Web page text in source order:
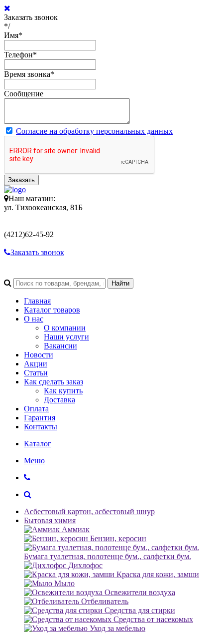
Заказать звонок
*/
Имя*
Телефон*
Время звонка*
Сообщение
Согласие на обработку персональных данных
Заказать
Наш магазин:
ул. Тихоокеанская, 81Б
(4212)62-45-92
Заказать звонок
Главная
Каталог товаров
О нас
О компании
Наши услуги
Вакансии
Новости
Акции
Статьи
Как сделать заказ
Как купить
Доставка
Оплата
Гарантия
Контакты
Каталог
Меню
Асбестовый картон, асбестовый шнур
Бытовая химия
Аммиак
Бензин, керосин
Бумага туалетная, полотенце бум., салфетки бум.
Дихлофос
Краска для кожи, замши
Мыло
Освежители воздуха
Отбеливатель
Средства для стирки
Средства от насекомых
Уход за мебелью